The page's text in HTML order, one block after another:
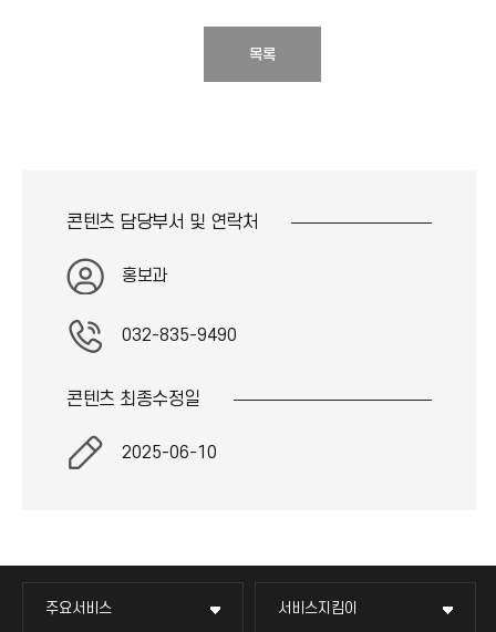
목록
콘텐츠 담당부서 및 연락처
홍보과
032-835-9490
콘텐츠 최종수정일
2025-06-10
주요서비스 서비스지킴이